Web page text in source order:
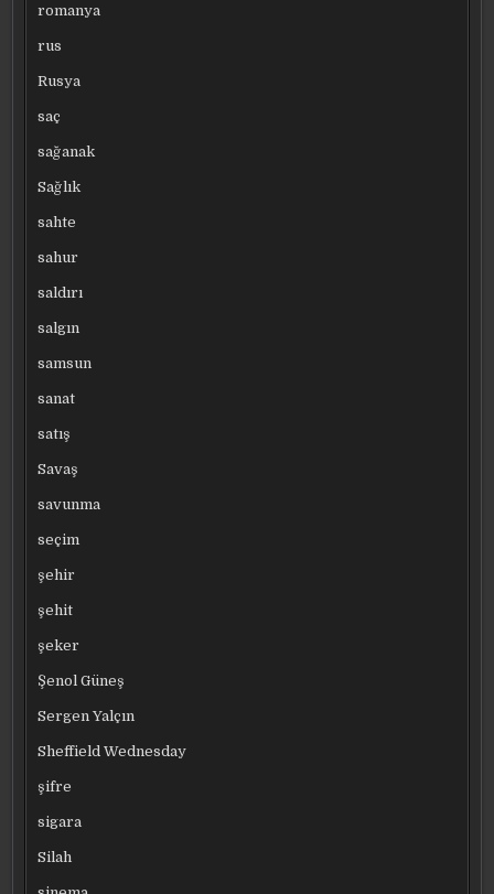
romanya
rus
Rusya
saç
sağanak
Sağlık
sahte
sahur
saldırı
salgın
samsun
sanat
satış
Savaş
savunma
seçim
şehir
şehit
şeker
Şenol Güneş
Sergen Yalçın
Sheffield Wednesday
şifre
sigara
Silah